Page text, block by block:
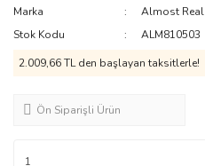
Marka
Almost Real
Stok Kodu
ALM810503
2.009,66 TL den başlayan taksitlerle!
Ön Siparişli Ürün